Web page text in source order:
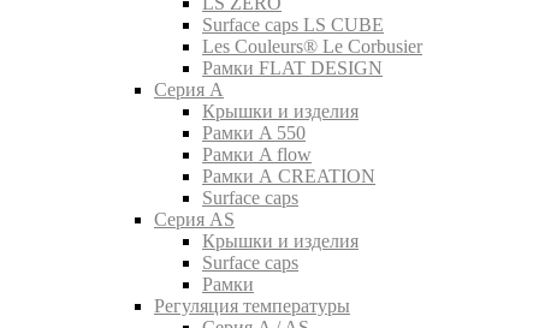
Surface caps LS CUBE
Les Couleurs® Le Corbusier
Рамки FLAT DESIGN
Серия A
Крышки и изделия
Рамки A 550
Рамки A flow
Рамки A CREATION
Surface caps
Серия AS
Крышки и изделия
Surface caps
Рамки
Регуляция температуры